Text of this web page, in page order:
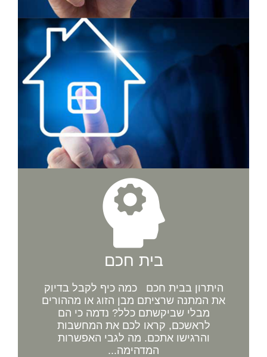
בית חכם
היתרון בבית חכם כמה כיף לקבל בדיוק
את המתנה שרציתם מבן הזוג או מההורים
מבלי שביקשתם כלל? נדמה כי הם
לראשכם, קראו לכם את המחשבות
והרגישו אתכם. מה לגבי האפשרות
המדהימה...